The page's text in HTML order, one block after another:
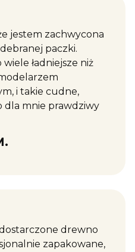
5
jestem zachwycona
paczki.
ładniejsze niż
i takie cudne,
dla mnie prawdziwy
drewno
zapakowane,